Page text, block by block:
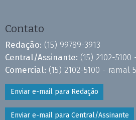
Contato
Redação: (15) 99789-3913
Central/Assinante: (15) 2102-
Comercial: (15) 2102-5100 - ramal
Enviar e-mail para Redação
Enviar e-mail para Central/Assinante